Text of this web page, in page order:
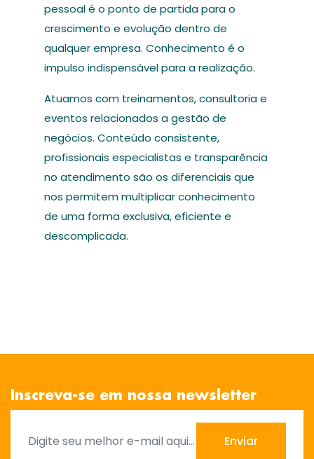
pessoal é o ponto de partida para o
crescimento e evolução dentro de
qualquer empresa. Conhecimento é o
impulso indispensável para a realização.
Atuamos com treinamentos, consultoria e
eventos relacionados a gestão de
negócios. Conteúdo consistente,
profissionais especialistas e transparência
no atendimento são os diferenciais que
nos permitem multiplicar conhecimento
de uma forma exclusiva, eficiente e
descomplicada.
Inscreva-se em nossa newsletter
Enviar